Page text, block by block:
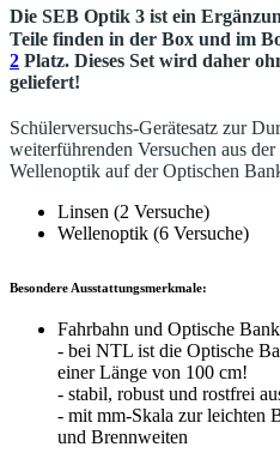
Die SEB Optik 3 ist ein
Teile finden in der Box und im
2 Platz. Dieses Set wird daher
geliefert!
Schülerversuchs-Gerätesatz zur
weiterführenden Versuchen aus
Wellenoptik auf der Optischen
Linsen (2 Versuche)
Wellenoptik (6 Versuche)
Besondere Ausstattungsmerkmale:
Fahrbahn und Optische
- bei NTL ist die Optische
einer Länge von 100 cm!
- stabil, robust und rostfrei
- mit mm-Skala zur leichten
und Brennweiten